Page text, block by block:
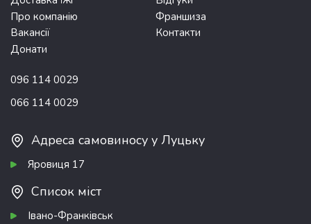
Про компанію
Франшиза
Вакансії
Контакти
Донати
096 114 0029
066 114 0029
Адреса самовиносу у Луцьку
Яровиця 17
Список міст
Івано-Франківськ